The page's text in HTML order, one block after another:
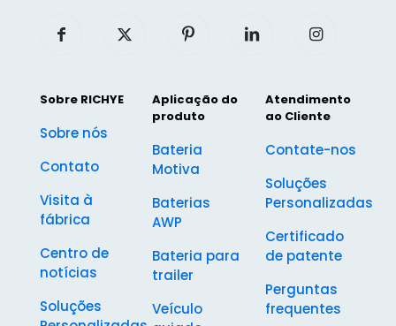
Sobre RICHYE
Sobre nós
Contato
Visita à
fábrica
Centro de
notícias
Soluções
Aplicação do
produto
Bateria
Motiva
Baterias
AWP
Bateria para
trailer
Veículo
Atendimento
ao Cliente
Contate-nos
Soluções
Personalizadas
Certificado
de patente
Perguntas
frequentes